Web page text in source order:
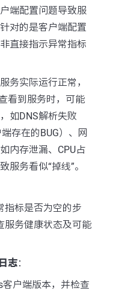
端配置问题导致服
对的是客户端配置
直接指示异常指标
务实际运行正常，
看到服务时，可能
如DNS解析失败
存在的BUG）、网
内存泄漏、CPU占
服务看似“掉线”。
指标是否为空的步
服务健康状态及可能
志：
户端版本，并检查